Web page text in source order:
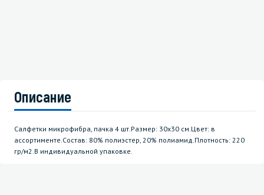
Описание
Салфетки микрофибра, пачка 4 шт.Размер: 30х30 см.Цвет: в
ассортименте.Состав: 80% полиэстер, 20% полиамид.Плотность: 220
гр/м2.В индивидуальной упаковке.